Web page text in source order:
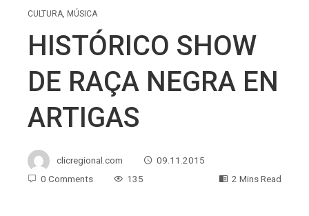
CULTURA, MÚSICA
HISTÓRICO SHOW
DE RAÇA NEGRA EN
ARTIGAS
clicregional.com
09.11.2015
0 Comments
135 2 Mins Read